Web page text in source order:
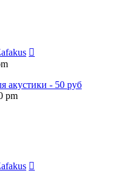
акустики - 50 руб
pm